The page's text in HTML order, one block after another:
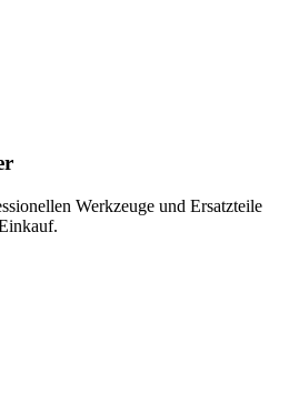
Werkzeuge und Ersatzteile